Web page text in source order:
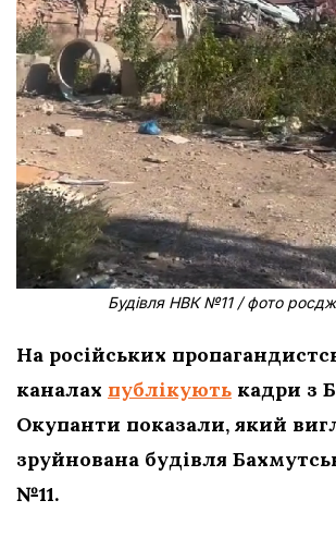
Будівля НВК №11 / фото
На російських
каналах публікують кадри з
Окупанти показали, який
зруйнована будівля
№11.